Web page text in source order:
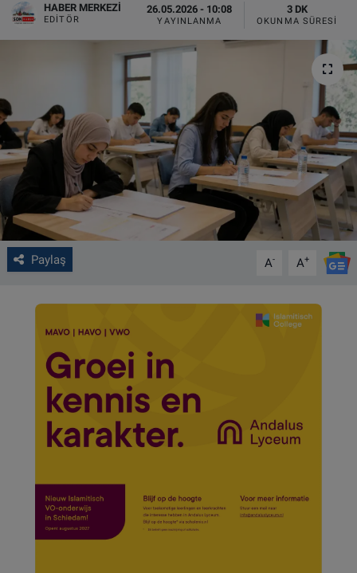
HABER MERKEZI
EDITÖR
26.05.2026 - 10:08
YAYINLANMA
3 DK
OKUNMA SÜRESI
Paylaş A- A+
FOTO GALERİ
VIDEO GALERİ
ALGEMENE VOORWAARDEN
CONTACT
Çerez Politikası